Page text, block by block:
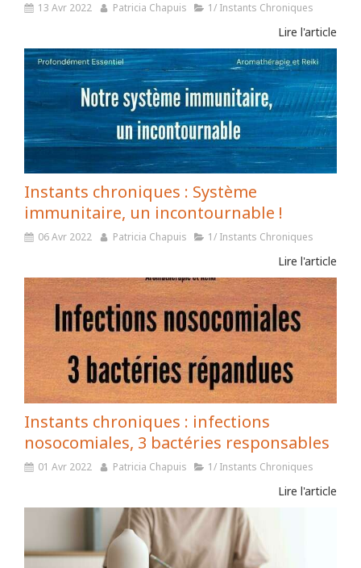
13 Avr 2022 Patricia Chapuis 1/ Instants Chroniques
Lire l'article
Instants chroniques : Système
immunitaire, un incontournable !
06 Avr 2022 Patricia Chapuis 1/ Instants Chroniques
Lire l'article
Instants chroniques : infections
nosocomiales, 3 bactéries responsables
01 Avr 2022 Patricia Chapuis 1/ Instants Chroniques
Lire l'article